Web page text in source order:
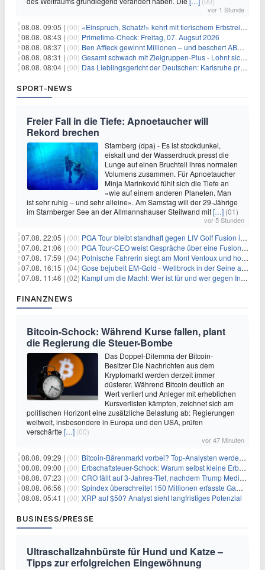
vor 1 Stunde
08.08. 09:05 | (00) «Einspruch, Schatz!» kehrt mit tierischem Erbstreit zurück
08.08. 08:43 | (00) Primetime-Check: Freitag, 07. Augsut 2026
08.08. 08:37 | (00) Ben Affleck gewinnt Millionen – und beschert ABC Top-Quoten
08.08. 08:31 | (00) Gesamt schwach mit Zielgruppen-Plus - Lohnt sich First Dates Hotel doch?
08.08. 08:04 | (00) Das Lieblingsgericht der Deutschen: Karlsruhe prägt seit 75 Jahren die Republik
SPORT-NEWS
Freier Fall in die Tiefe: Apnoetaucher will
Rekord brechen
Starnberg (dpa) - Es ist stockdunkel,
eiskalt und der Wasserdruck presst die
Lunge auf einen Bruchteil ihres normalen
Volumens zusammen. Für Apnoetaucher
Minja Marinković fühlt sich die Tiefe an
«wie auf einem anderen Planeten. Man
ist sehr ruhig – und sehr alleine». Am Samstag will der 29-Jährige
im Starnberger See an der Allmannshauser Steilwand mit[…] (01)
vor 5 Stunden
07.08. 22:05 | (00) PGA Tour bleibt standhaft gegen LIV Golf Fusion in einem sich wandelnden Sportumfeld
07.08. 21:06 | (00) PGA Tour-CEO weist Gespräche über eine Fusion mit LIV Golf zurück und bekräftigt die Wettbewerbslandschaft
07.08. 17:59 | (04) Polnische Fahrerin siegt am Mont Ventoux und holt Tour-Gelb
07.08. 16:15 | (04) Gose bejubelt EM-Gold - Wellbrock in der Seine ausgebremst
07.08. 11:46 | (02) Kampf um die Macht: Wer ist für und wer gegen Infantino?
FINANZNEWS
Bitcoin-Schock: Während Kurse fallen, plant
die Regierung die Steuer-Bombe
Das Doppel-Dilemma der Bitcoin-
Besitzer Die Nachrichten aus dem
Kryptomarkt werden derzeit immer
düsterer. Während Bitcoin deutlich an
Wert verliert und Anleger mit erheblichen
Kursverlisten kämpfen, zeichnet sich am
politischen Horizont eine zusätzliche Belastung ab: Regierungen
weltweit, insbesondere in Europa und den USA, prüfen
verschärfte […] (00)
vor 47 Minuten
08.08. 09:29 | (00) Bitcoin-Bärenmarkt vorbei? Top-Analysten werden optimistisch, aber die Geschichte sagt etwas anderes
08.08. 09:00 | (00) Erbschaftsteuer-Schock: Warum selbst kleine Erbschaften den Fiskus Millionen kosten
08.08. 07:23 | (00) CRO fällt auf 3-Jahres-Tief, nachdem Trump Media zwei große Crypto.com-Deals storniert
08.08. 06:56 | (00) Spindex überschreitet 150 Millionen erfasste Gaming-Ereignisse in Echtzeit-Datenpipeline
08.08. 05:41 | (00) XRP auf $50? Analyst sieht langfristiges Potenzial
BUSINESS/PRESSE
Ultraschallzahnbürste für Hund und Katze –
Tipps zur erfolgreichen Eingewöhnung